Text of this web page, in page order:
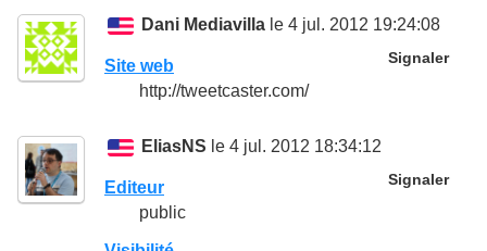
Dani Mediavilla le 4 jul. 2012 19:24:08
Signaler
Site web
http://tweetcaster.com/
EliasNS le 4 jul. 2012 18:34:12
Signaler
Editeur
public